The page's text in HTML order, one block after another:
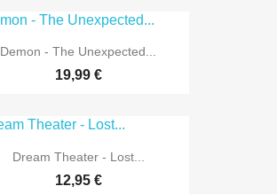
Demon - The Unexpected...
19,99 €
Dream Theater - Lost...
12,95 €